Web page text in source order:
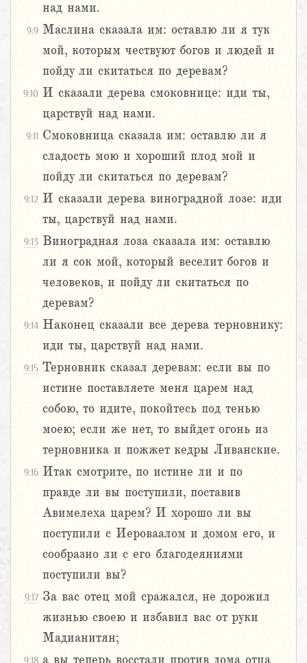
над нами.
9:9 Маслина сказала им: оставлю ли я тук
мой, которым чествуют богов и людей и
пойду ли скитаться по деревам?
9:10 И сказали дерева смоковнице: иди ты,
царствуй над нами.
9:11 Смоковница сказала им: оставлю ли я
сладость мою и хороший плод мой и
пойду ли скитаться по деревам?
9:12 И сказали дерева виноградной лозе: иди
ты, царствуй над нами.
9:13 Виноградная лоза сказала им: оставлю
ли я сок мой, который веселит богов и
человеков, и пойду ли скитаться по
деревам?
9:14 Наконец сказали все дерева терновнику:
иди ты, царствуй над нами.
9:15 Терновник сказал деревам: если вы по
истине поставляете меня царем над
собою, то идите, покойтесь под тенью
моею; если же нет, то выйдет огонь из
терновника и пожжет кедры Ливанские.
9:16 Итак смотрите, по истине ли и по
правде ли вы поступили, поставив
Авимелеха царем? И хорошо ли вы
поступили с Иероваалом и домом его, и
сообразно ли с его благодеяниями
поступили вы?
9:17 За вас отец мой сражался, не дорожил
жизнью своею и избавил вас от руки
Мадианитян;
9:18 а вы теперь восстали против дома отца